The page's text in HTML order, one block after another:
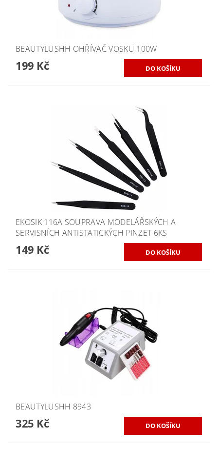
BEAUTYLUSHH OHŘÍVAČ VOSKU 100W
199 Kč
EKOSIK 116A SOUPRAVA MODELÁŘSKÝCH A
SERVISNÍCH ANTISTATICKÝCH PINZET 6KS
149 Kč
BEAUTYLUSHH 8943
325 Kč